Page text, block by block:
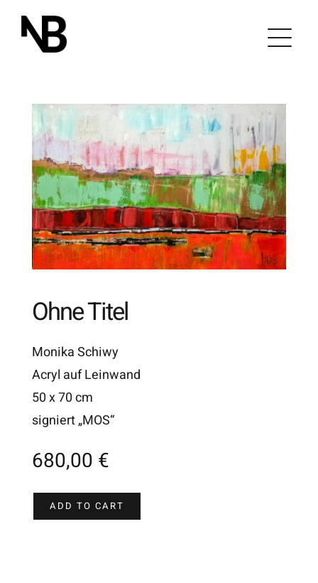
Inhalt
springen
Ohne Titel
Monika Schiwy
Acryl auf Leinwand
50 x 70 cm
signiert „MOS“
680,00 €
ADD TO CART